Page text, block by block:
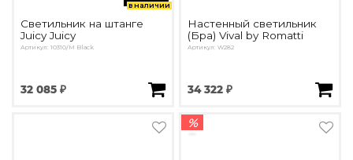
в наличии
Светильник на штанге
Juicy Juicy
Артикул: 10310/M Black
32 085 ₽
Настенный светильник
(Бра) Vival by Romatti
Артикул: W282
34 322 ₽
%